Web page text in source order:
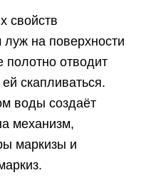
свойств
на поверхности
полотно отводит
скапливаться.
воды создаёт
механизм,
маркизы и